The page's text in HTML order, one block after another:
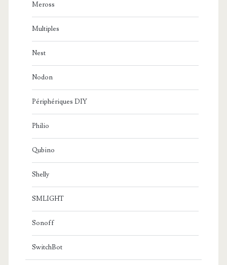
Meross
Multiples
Nest
Nodon
Périphériques DIY
Philio
Qubino
Shelly
SMLIGHT
Sonoff
SwitchBot